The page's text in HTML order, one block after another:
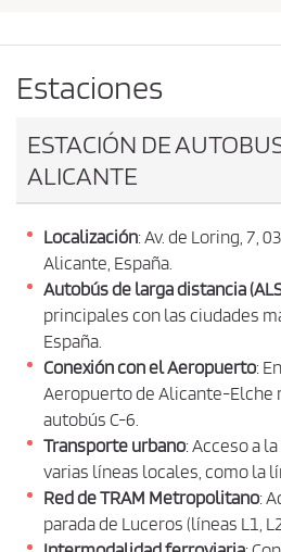
a
o
g
e
d
s
o
a
e
t
a
l
a
s
c
o
d
i
c
i
o
Estaciones
ESTACIÓN DE
ALICANTE
Localización: Av. de Loring, 7,
Alicante, España.
Autobús de larga distancia
principales con las ciudades
España.
Conexión con el Aeropuerto:
Aeropuerto de Alicante-Elche
autobús C-6.
Transporte urbano: Acceso a
varias líneas locales, como la
Red de TRAM Metropolitano:
parada de Luceros (líneas L1,